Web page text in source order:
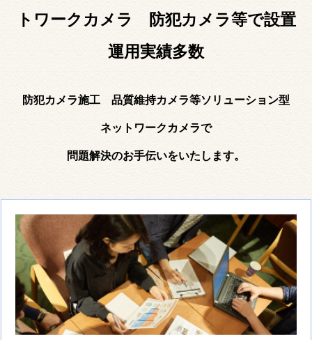
トワークカメラ 防犯カメラ等で設置
運用実績多数
防犯カメラ施工 品質維持カメラ等ソリューション型
ネットワークカメラで
問題解決のお手伝いをいたします。